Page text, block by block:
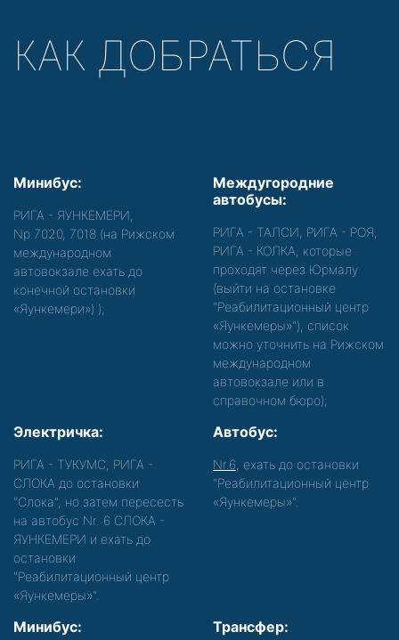
КАК ДОБРАТЬСЯ
Минибус:
РИГА - ЯУНКЕМЕРИ,
Nр.7020, 7018 (на Рижском
международном
автовокзале ехать до
конечной остановки
«Яункемери») );
Междугородние
автобусы:
РИГА - ТАЛСИ, РИГА - РОЯ,
РИГА - КОЛКА, которые
проходят через Юрмалу
(выйти на остановке
"Реабилитационный центр
«Яункемеры»"), список
можно уточнить на Рижском
международном
автовокзале или в
справочном бюро);
Электричка:
РИГА - ТУКУМС, РИГА -
СЛОКА до остановки
"Слока", но затем пересесть
на автобус Nr. 6 СЛОКА -
ЯУНКЕМЕРИ и ехать до
остановки
"Реабилитационный центр
«Яункемеры»".
Автобус:
Nr.6 , ехать до остановки
"Реабилитационный центр
«Яункемеры»".
Минибус: Трансфер: